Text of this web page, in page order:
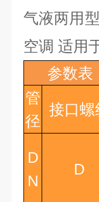
气液两用
空调 适用
参数表
管
径
接口螺
D
N
D